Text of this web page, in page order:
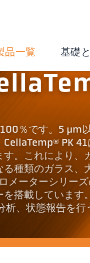
品一覧 基礎
％です。5 µm
PK
。これにより、
種類のガラス、
メーターシリーズ
搭載しています
析、状態報告を行